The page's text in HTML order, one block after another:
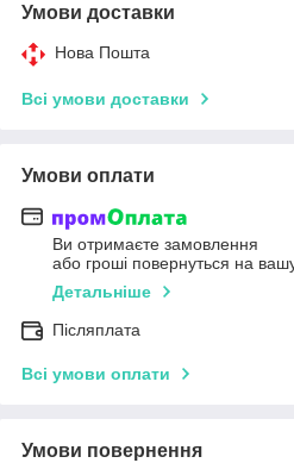
Умови доставки
Нова Пошта
Всі умови доставки
Умови оплати
Ви отримаєте замовлення
або гроші повернуться на
Детальніше
Післяплата
Всі умови оплати
Умови повернення